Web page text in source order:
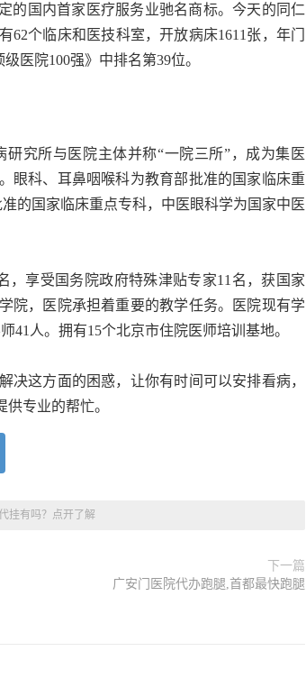
的国内首家医疗服务业驰名商标。今天的同仁
个临床和医技科室，开放病床1611张，年门
医院100强》中排名第39位。
究所与医院主体并称“一院三所”，成为集医
眼科、耳鼻咽喉科为教育部批准的国家临床重
的国家临床重点专科，中医眼科学为国家中医
，享受国务院政府特殊津贴专家11名，获国家
院，医院承担着重要的教学任务。医院现有学
41人。拥有15个北京市住院医师培训基地。
这方面的困惑，让你有时间可以安排看病，
专业的帮忙。
挂有吗？点开了解
下一篇
广安门医院代办跑腿,首都最快跑腿